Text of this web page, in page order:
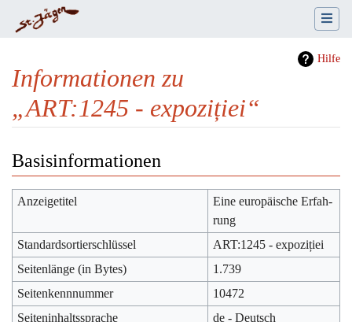
Hilfe
Informationen zu
„ART:1245 - expoziției“
Basisinformationen
Anzeigetitel
Eine europäische Erfah­
rung
Standardsortierschlüssel
ART:1245 - expoziției
Seitenlänge (in Bytes)
1.739
Seitenkennnummer
10472
Seiteninhaltssprache
de - Deutsch